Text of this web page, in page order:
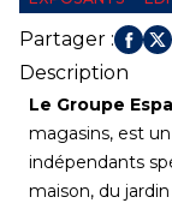
Partager :
Description
Le Groupe
magasins, est
indépendants
maison, du